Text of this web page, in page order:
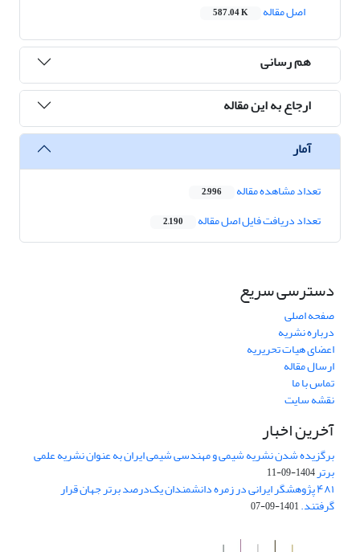
اصل مقاله
587.04 K
هم رسانی
ارجاع به این مقاله
آمار
تعداد مشاهده مقاله 2,996
تعداد دریافت فایل اصل مقاله 2,190
دسترسی سریع
صفحه اصلی
درباره نشریه
اعضای هیات تحریریه
ارسال مقاله
تماس با ما
نقشه سایت
آخرین اخبار
برگزیده شدن نشریه شیمی و مهندسی شیمی ایران به عنوان نشریه علمی
برتر1404-09-11
۴۸۱ پژوهشگر ایرانی در زمره دانشمندان یک‌درصد برتر جهان قرار
گرفتند.1401-09-07